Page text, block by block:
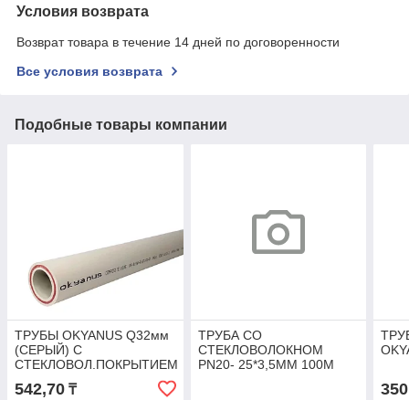
Условия возврата
Возврат товара в течение 14 дней по договоренности
Все условия возврата
Подобные товары компании
ТРУБЫ OKYANUS Q32мм
(СЕРЫЙ) С
СТЕКЛОВОЛ.ПОКРЫТИЕМ
542,70 ₸
ТРУБА СО
СТЕКЛОВОЛОКНОМ
PN20- 25*3,5ММ 100М
350